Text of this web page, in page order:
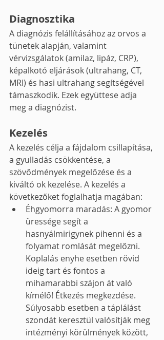
Diagnosztika
A diagnózis felállításához az orvos a
tünetek alapján, valamint
vérvizsgálatok (amilaz, lipáz, CRP),
képalkotó eljárások (ultrahang, CT,
MRI) és hasi ultrahang segítségével
támaszkodik. Ezek együttese adja
meg a diagnózist.
Kezelés
A kezelés célja a fájdalom csillapítása,
a gyulladás csökkentése, a
szövődmények megelőzése és a
kiváltó ok kezelése. A kezelés a
következőket foglalhatja magában:
Éhgyomorra maradás: A gyomor
üressége segít a
hasnyálmirigynek pihenni és a
folyamat romlását megelőzni.
Koplalás enyhe esetben rövid
ideig tart és fontos a
mihamarabbi szájon át való
kímélő! Étkezés megkezdése.
Súlyosabb esetben a táplálást
szondát keresztül valósítják meg
intézményi körülmények között,